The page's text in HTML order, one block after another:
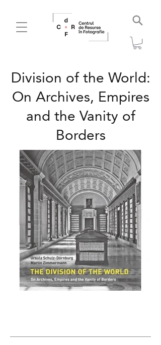
Division of the World:
On Archives, Empires
and the Vanity of
Borders